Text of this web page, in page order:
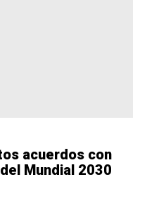
acuerdos con
Mundial 2030